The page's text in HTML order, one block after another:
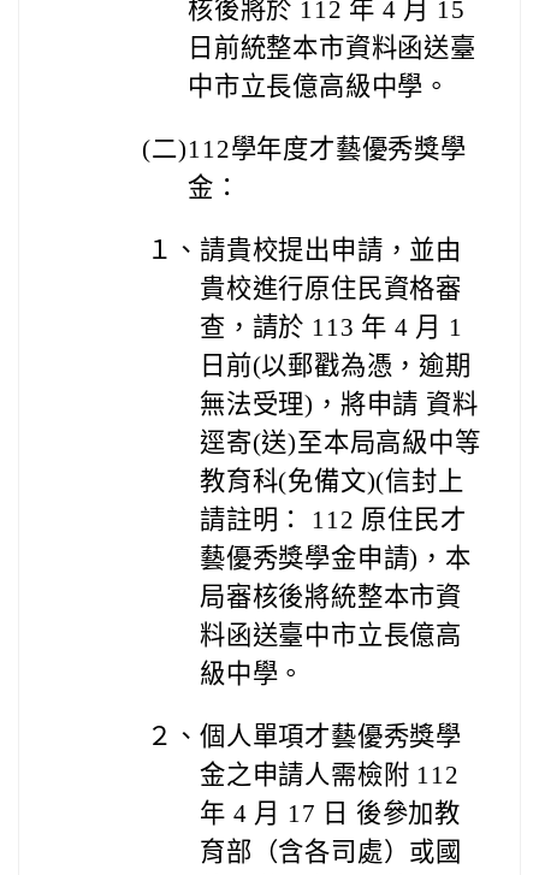
核後將於 112 年 4 月 15
日前統整本市資料函送臺
中市立長億高級中學。
(二)112學年度才藝優秀獎學
金：
１、 請貴校提出申請，並由
貴校進行原住民資格審
查，請於 113 年 4 月 1
日前(以郵戳為憑，逾期
無法受理)，將申請 資料
逕寄(送)至本局高級中等
教育科(免備文)(信封上
請註明： 112 原住民才
藝優秀獎學金申請)，本
局審核後將統整本市資
料函送臺中市立長億高
級中學。
２、 個人單項才藝優秀獎學
金之申請人需檢附 112
年 4 月 17 日 後參加教
育部（含各司處）或國